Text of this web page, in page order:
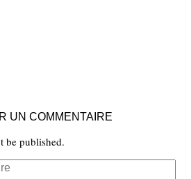
UN COMMENTAIRE
be published.